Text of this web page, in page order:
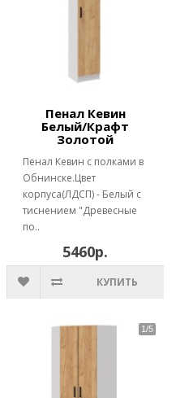
Пенал Кевин
Белый/Крафт
Золотой
Пенал Кевин с полками в
Обнинске.Цвет
корпуса(ЛДСП) - Белый с
тиснением "Древесные
по..
5460р.
КУПИТЬ